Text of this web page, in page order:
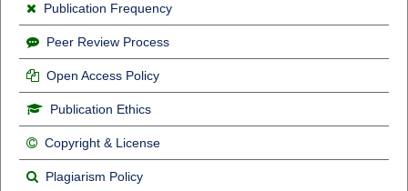
Publication Frequency
Peer Review Process
Open Access Policy
Publication Ethics
Copyright & License
Plagiarism Policy